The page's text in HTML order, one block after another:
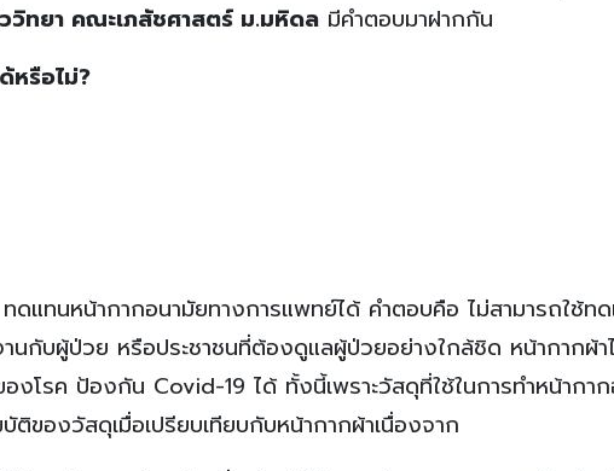
วิทยา คณะเภสัชศาสตร์ ม.มหิดล มีคำตอบมาฝากกัน
หรือไม่?
ทดแทนหน้ากากอนามัยทางการแพทย์ได้ คำตอบคือ ไม่สามารถใช้ท
นกับผู้ป่วย หรือประชาชนที่ต้องดูแลผู้ป่วยอย่างใกล้ชิด หน้ากากผ้า
งโรค ป้องกัน Covid-19 ได้ ทั้งนี้เพราะวัสดุที่ใช้ในการทำหน้ากา
องวัสดุเมื่อเปรียบเทียบกับหน้ากากผ้าเนื่องจาก